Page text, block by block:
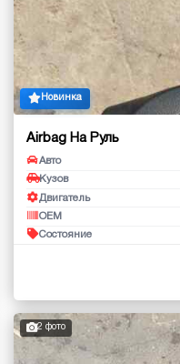
Новинка
Airbag На Руль
Авто
Кузов
Двигатель
OEM
Состояние
2 фото